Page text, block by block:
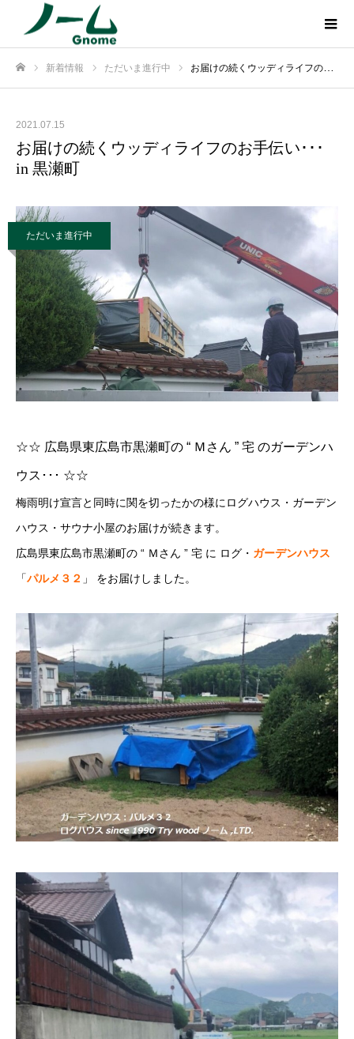
新着情報 ただいま進行中 お届けの続くウッディライフのお手伝い･･･ in 黒瀬町
2021.07.15
お届けの続くウッディライフのお手伝い･･･
in 黒瀬町
ただいま進行中
☆☆ 広島県東広島市黒瀬町の “ Ｍさん ” 宅 のガーデンハ
ウス･･･ ☆☆
梅雨明け宣言と同時に関を切ったかの様にログハウス・ガーデン
ハウス・サウナ小屋のお届けが続きます。
広島県東広島市黒瀬町の “ Ｍさん ” 宅 に ログ・ ガーデンハウス
「パルメ３２ 」 をお届けしました。